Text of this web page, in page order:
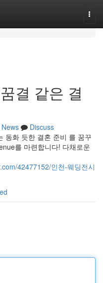
결 같은 결
News
Discuss
동화 듯한 결혼 준비 를 꿈꾸
를 마련합니다! 다채로운
42477152/인천-웨딩전시